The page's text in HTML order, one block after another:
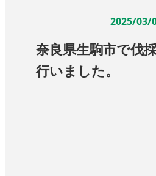
2025/03/
奈良県生駒市で伐
行いました。